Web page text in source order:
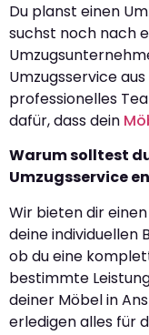
Du planst einen
suchst noch nach
Umzugsservice
professionelles
dafür, dass dein
Warum solltest
Umzugsservice
Wir bieten dir
deine individuellen
ob du eine
bestimmte
deiner Möbel in
erledigen alles für